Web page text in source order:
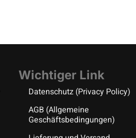
Wichtiger Link
Datenschutz (Privacy Policy)
AGB (Allgemeine
Geschäftsbedingungen)